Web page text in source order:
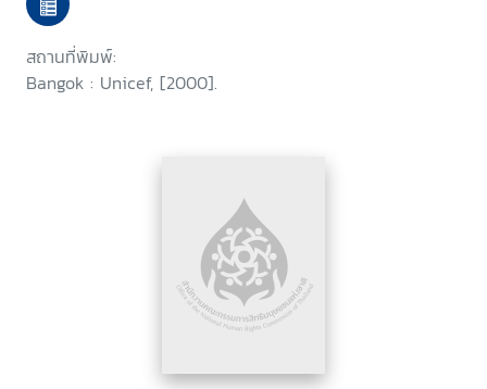
สถานที่พิมพ์:
Bangok : Unicef, [2000].